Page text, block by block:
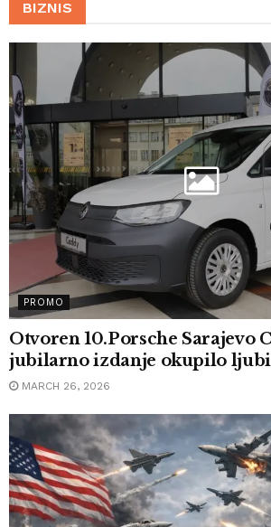
BIZNIS
PROMO
Otvoren 10.Porsche Sarajevo
jubilarno izdanje okupilo
MARCH 26, 2026